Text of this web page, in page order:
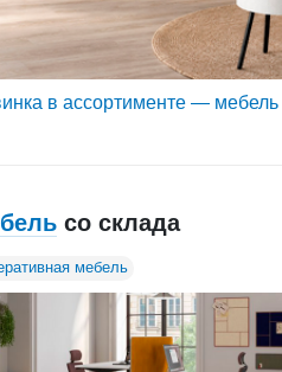
в ассортименте —
со склада
мебель